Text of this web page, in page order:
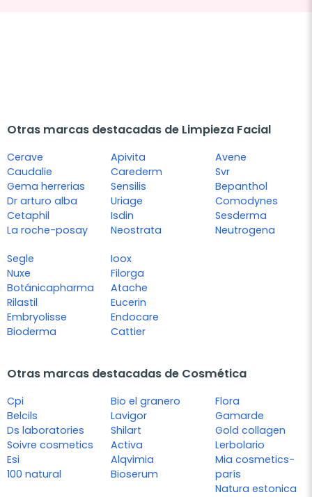
Otras marcas destacadas de Limpieza Facial
Cerave
Caudalie
Gema herrerias
Dr arturo alba
Cetaphil
La roche-posay
Apivita
Carederm
Sensilis
Uriage
Isdin
Neostrata
Avene
Svr
Bepanthol
Comodynes
Sesderma
Neutrogena
Segle
Nuxe
Botánicapharma
Rilastil
Embryolisse
Bioderma
Ioox
Filorga
Atache
Eucerin
Endocare
Cattier
Otras marcas destacadas de Cosmética
Cpi
Belcils
Ds laboratories
Soivre cosmetics
Esi
100 natural
Bio el granero
Lavigor
Shilart
Activa
Alqvimia
Bioserum
Flora
Gamarde
Gold collagen
Lerbolario
Mia cosmetics-
parís
Natura estonica